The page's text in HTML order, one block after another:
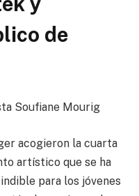
de
Soufiane Mourig
acogieron la cuarta
artístico que se ha
para los jóvenes